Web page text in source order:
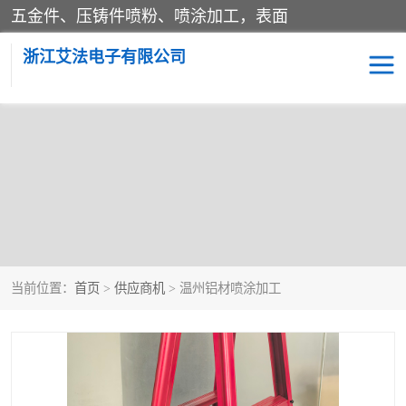
五金件、压铸件喷粉、喷涂加工，表面
浙江艾法电子有限公司
当前位置： 首页 > 供应商机 > 温州铝材喷涂加工